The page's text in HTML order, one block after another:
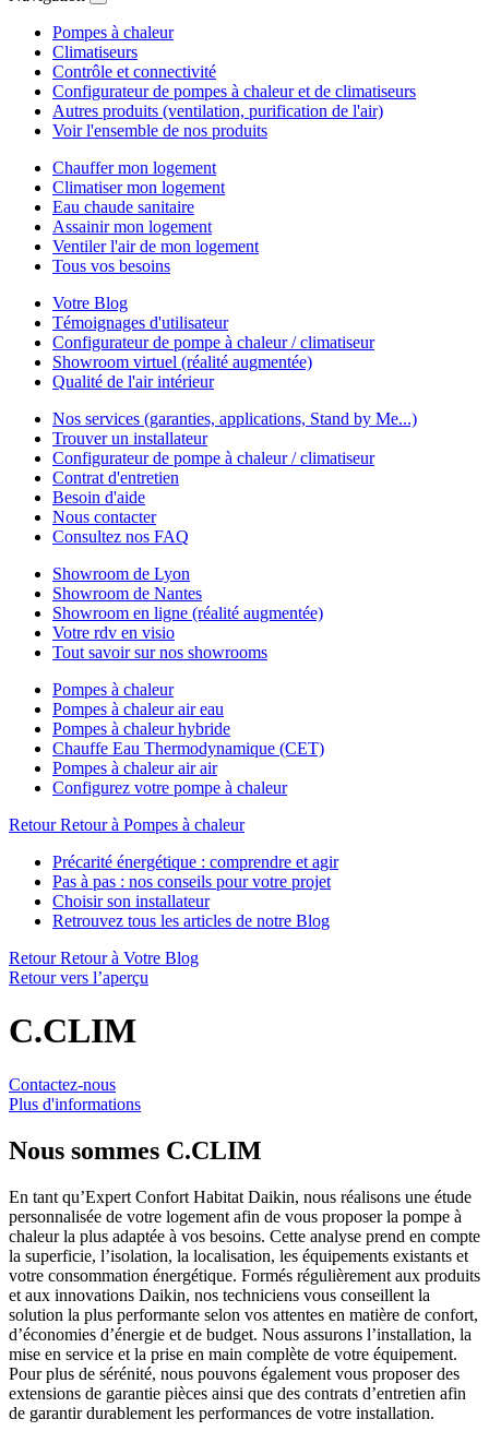
Pompes à chaleur
Climatiseurs
Contrôle et connectivité
Configurateur de pompes à chaleur et de climatiseurs
Autres produits (ventilation, purification de l'air)
Voir l'ensemble de nos produits
Chauffer mon logement
Climatiser mon logement
Eau chaude sanitaire
Assainir mon logement
Ventiler l'air de mon logement
Tous vos besoins
Votre Blog
Témoignages d'utilisateur
Configurateur de pompe à chaleur / climatiseur
Showroom virtuel (réalité augmentée)
Qualité de l'air intérieur
Nos services (garanties, applications, Stand by Me...)
Trouver un installateur
Configurateur de pompe à chaleur / climatiseur
Contrat d'entretien
Besoin d'aide
Nous contacter
Consultez nos FAQ
Showroom de Lyon
Showroom de Nantes
Showroom en ligne (réalité augmentée)
Votre rdv en visio
Tout savoir sur nos showrooms
Pompes à chaleur
Pompes à chaleur air eau
Pompes à chaleur hybride
Chauffe Eau Thermodynamique (CET)
Pompes à chaleur air air
Configurez votre pompe à chaleur
Retour Retour à Pompes à chaleur
Précarité énergétique : comprendre et agir
Pas à pas : nos conseils pour votre projet
Choisir son installateur
Retrouvez tous les articles de notre Blog
Retour Retour à Votre Blog
Retour vers l’aperçu
C.CLIM
Contactez-nous
Plus d'informations
Nous sommes C.CLIM
En tant qu’Expert Confort Habitat Daikin, nous réalisons une étude
personnalisée de votre logement afin de vous proposer la pompe à
chaleur la plus adaptée à vos besoins. Cette analyse prend en compte
la superficie, l’isolation, la localisation, les équipements existants et
votre consommation énergétique. Formés régulièrement aux produits
et aux innovations Daikin, nos techniciens vous conseillent la
solution la plus performante selon vos attentes en matière de confort,
d’économies d’énergie et de budget. Nous assurons l’installation, la
mise en service et la prise en main complète de votre équipement.
Pour plus de sérénité, nous pouvons également vous proposer des
extensions de garantie pièces ainsi que des contrats d’entretien afin
de garantir durablement les performances de votre installation.